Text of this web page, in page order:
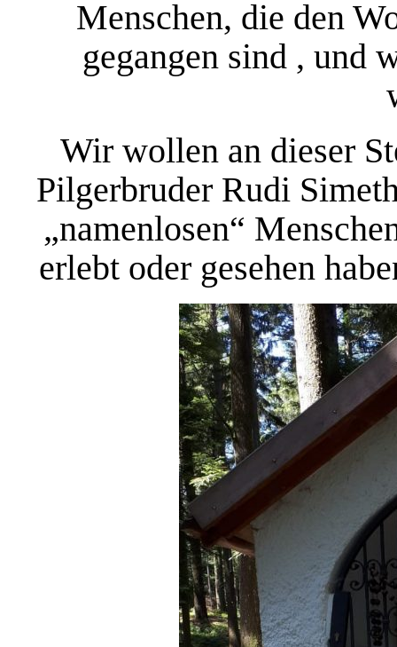
Menschen, die den
gegangen sind , und
Wir wollen an dieser
Pilgerbruder Rudi
„namenlosen“
erlebt oder gesehen